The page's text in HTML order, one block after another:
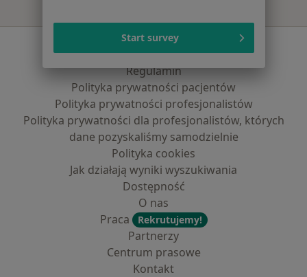
Serwis
Regulamin
Polityka prywatności pacjentów
Polityka prywatności profesjonalistów
Polityka prywatności dla profesjonalistów, których
dane pozyskaliśmy samodzielnie
Polityka cookies
Jak działają wyniki wyszukiwania
Dostępność
O nas
Praca
Rekrutujemy!
Partnerzy
Centrum prasowe
Kontakt
Start survey